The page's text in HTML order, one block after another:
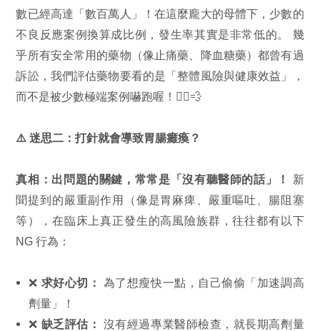
數已經高達「數百萬人」！在這麼龐大的母體下，少數的
不良反應案例換算成比例，發生率其實是非常低的。 幾
乎所有安全常用的藥物（像止痛藥、降血糖藥）都曾有過
訴訟，我們評估藥物要看的是「整體風險與健康效益」，
而不是被少數極端案例嚇跑喔！🏃‍♂️💨
⚠️迷思二：打針就會導致胃腸癱瘓？
真相：出問題的關鍵，常常是「沒有聽醫師的話」！
新
聞提到的嚴重副作用（像是胃麻痺、嚴重嘔吐、腸阻塞
等），在臨床上真正發生的高風險族群，往往都有以下
NG 行為：
❌ 求好心切：
為了想瘦快一點，自己偷偷「加速調高
劑量」！
❌ 缺乏評估：
沒有經過專業醫師檢查，就長期高劑量